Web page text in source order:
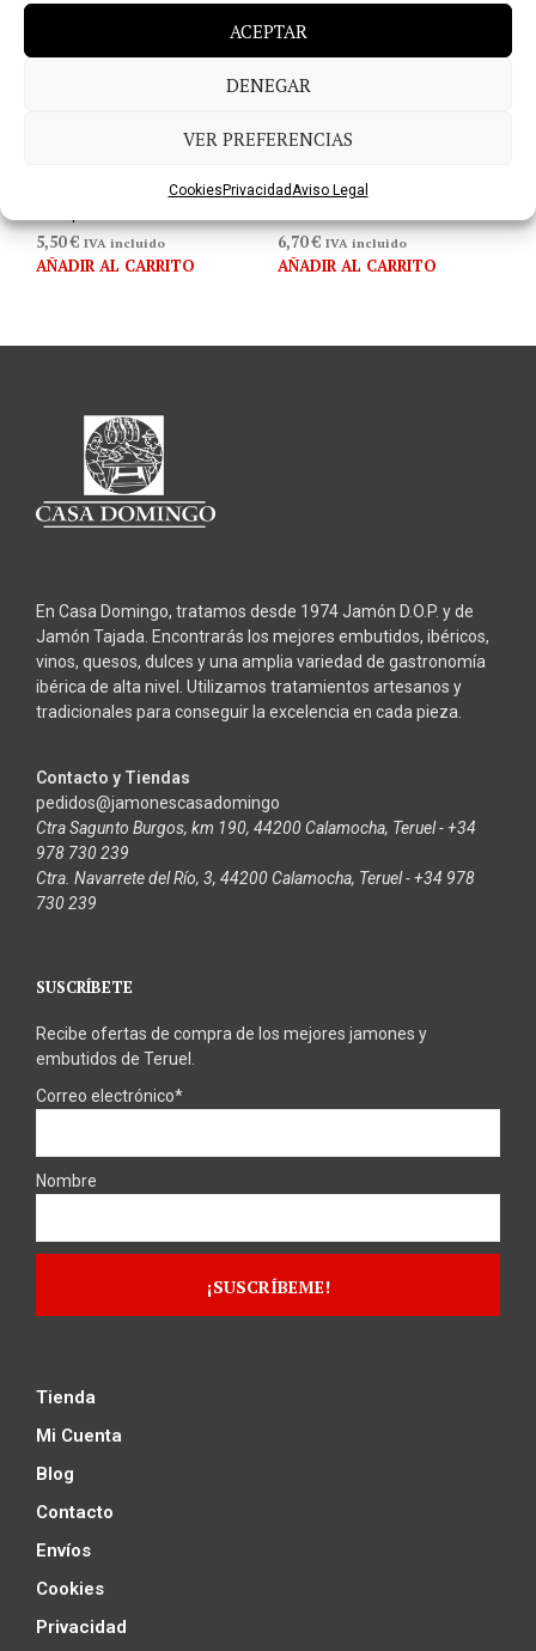
ACEPTAR
DENEGAR
VER PREFERENCIAS
Cookies PrivacidadAviso Legal
5,50€ IVA incluido
AÑADIR AL CARRITO
6,70€ IVA incluido
AÑADIR AL CARRITO
En Casa Domingo, tratamos desde 1974 Jamón D.O.P. y de
Jamón Tajada. Encontrarás los mejores embutidos, ibéricos,
vinos, quesos, dulces y una amplia variedad de gastronomía
ibérica de alta nivel. Utilizamos tratamientos artesanos y
tradicionales para conseguir la excelencia en cada pieza.
Contacto y Tiendas
pedidos@jamonescasadomingo
Ctra Sagunto Burgos, km 190, 44200 Calamocha, Teruel - +34
978 730 239
Ctra. Navarrete del Río, 3, 44200 Calamocha, Teruel - +34 978
730 239
SUSCRÍBETE
Recibe ofertas de compra de los mejores jamones y
embutidos de Teruel.
Correo electrónico*
Nombre
Tienda
Mi Cuenta
Blog
Contacto
Envíos
Cookies
Privacidad